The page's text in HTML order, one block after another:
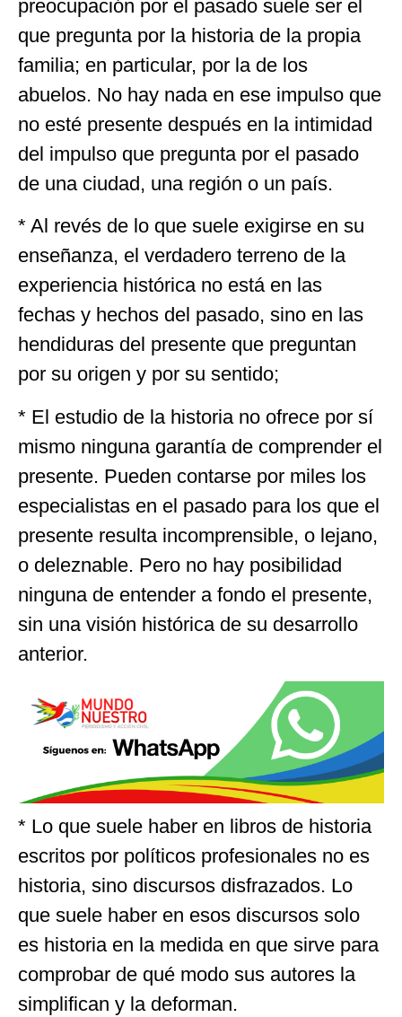
preocupación por el pasado suele ser el
que pregunta por la historia de la propia
familia; en particular, por la de los
abuelos. No hay nada en ese impulso que
no esté presente después en la intimidad
del impulso que pregunta por el pasado
de una ciudad, una región o un país.
* Al revés de lo que suele exigirse en su
enseñanza, el verdadero terreno de la
experiencia histórica no está en las
fechas y hechos del pasado, sino en las
hendiduras del presente que preguntan
por su origen y por su sentido;
* El estudio de la historia no ofrece por sí
mismo ninguna garantía de comprender el
presente. Pueden contarse por miles los
especialistas en el pasado para los que el
presente resulta incomprensible, o lejano,
o deleznable. Pero no hay posibilidad
ninguna de entender a fondo el presente,
sin una visión histórica de su desarrollo
anterior.
* Lo que suele haber en libros de historia
escritos por políticos profesionales no es
historia, sino discursos disfrazados. Lo
que suele haber en esos discursos solo
es historia en la medida en que sirve para
comprobar de qué modo sus autores la
simplifican y la deforman.